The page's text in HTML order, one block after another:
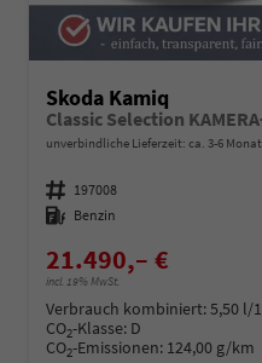
Skoda Kamiq
unverbindliche Lieferzeit: ca. 3-6
Fahrzeugnummer 197008
Kraftstoff Benzin
21.490,– €
incl. 19% MwSt.
Verbrauch kombiniert:5,50 l/
CO2-Klasse: D
CO2-Emissionen: 124,00 g/km